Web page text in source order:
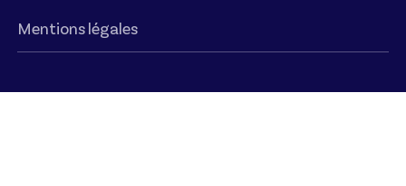
Mentions légales